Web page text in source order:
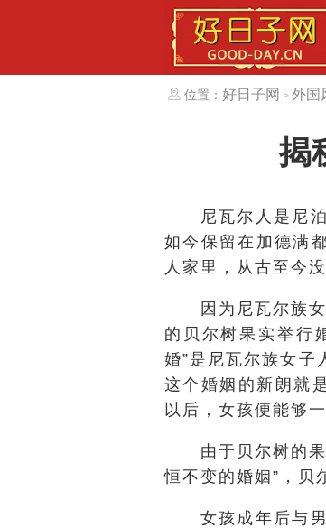
位置： 好日子网 > 外国
揭
尼瓦尔人是尼
如今保留在加德满
人家里，从古至今
因为尼瓦尔族
的贝尔树果实举行
婚”是尼瓦尔族女子
这个婚姻的新朗就
以后，女孩便能够
由于贝尔树的
恒不变的婚姻”，贝
女孩成年后与